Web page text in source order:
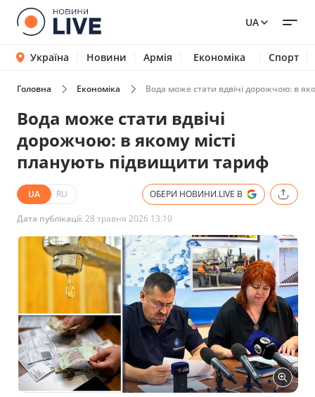
UA
Україна Новини Армія Економіка Спорт
Головна Економіка Вода може стати вдвічі дорожчою: в
Вода може стати вдвічі
дорожчою: в якому місті
планують підвищити тариф
UA RU ОБЕРИ НОВИНИ.LIVE В
Дата публікації:28 травня 2026 13:10